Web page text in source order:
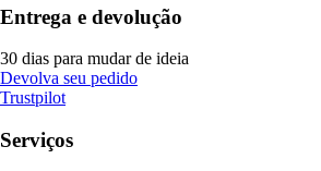
Entrega e devolução
30 dias para mudar de ideia
Devolva seu pedido
Trustpilot
Serviços